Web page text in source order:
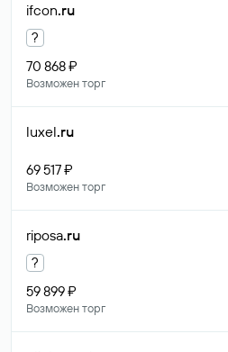
ifcon.ru
?
70 868 ₽
Возможен торг
luxel.ru
69 517 ₽
Возможен торг
riposa.ru
?
59 899 ₽
Возможен торг